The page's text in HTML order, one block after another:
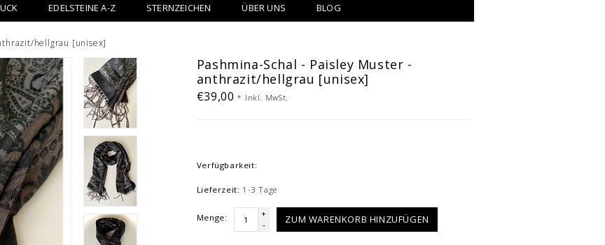
EDELSTEINE A-Z STERNZEICHEN ÜBER UNS BLOG
hellgrau [unisex]
Pashmina-Schal - Paisley Muster -
anthrazit/hellgrau [unisex]
€39,00* Inkl. MwSt.
Verfügbarkeit:
Lieferzeit: 1-3 Tage
Menge:
+
-
ZUM WARENKORB HINZUFÜGEN